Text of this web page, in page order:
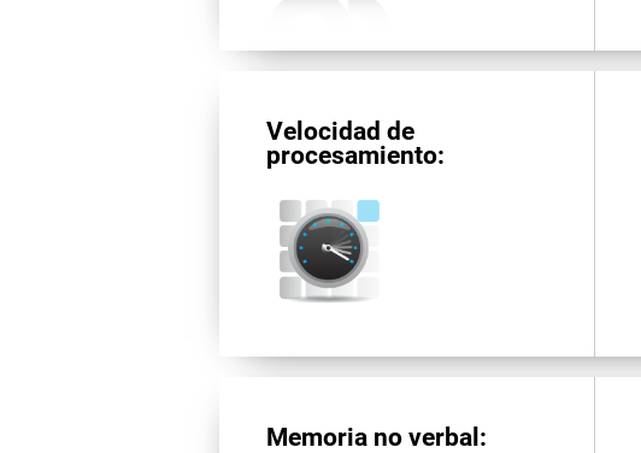
Velocidad de
procesamiento:
Memoria no verbal: